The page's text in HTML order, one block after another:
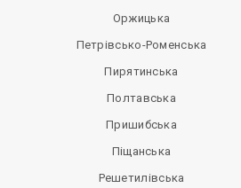
Оржицька
Петрівсько-Роменська
Пирятинська
Полтавська
Пришибська
Піщанська
Решетилівська